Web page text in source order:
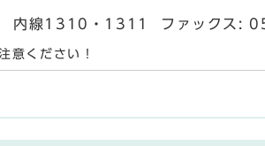
内線1310・1311 ファックス:
意ください！